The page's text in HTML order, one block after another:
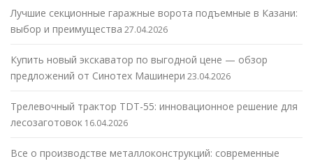
Лучшие секционные гаражные ворота подъемные в Казани:
выбор и преимущества 27.04.2026
Купить новый экскаватор по выгодной цене — обзор
предложений от Синотех Машинери 23.04.2026
Трелевочный трактор TDT-55: инновационное решение для
лесозаготовок 16.04.2026
Все о производстве металлоконструкций: современные